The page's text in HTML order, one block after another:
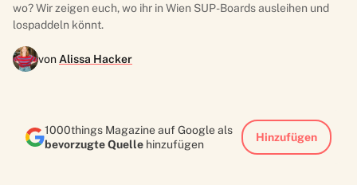
wo? Wir zeigen euch, wo ihr in Wien SUP-Boards ausleihen und
lospaddeln könnt.
von Alissa Hacker
1000things Magazine auf Google als
bevorzugte Quelle hinzufügen
Hinzufügen